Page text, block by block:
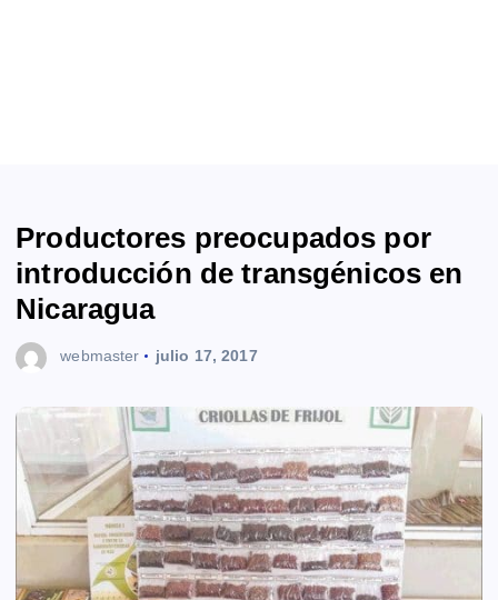
Productores preocupados por
introducción de transgénicos en
Nicaragua
webmaster julio 17, 2017